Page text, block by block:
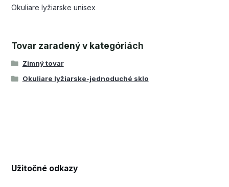
Okuliare lyžiarske unisex
Tovar zaradený v kategóriách
Zimný tovar
Okuliare lyžiarske-jednoduché sklo
Užitočné odkazy